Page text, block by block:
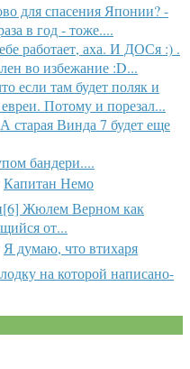
для спасения Японии? -
в год - тоже....
работает, аха. И ДОСя :) .
во избежание :D...
если там будет поляк и
Потому и порезал...
А старая Винда 7 будет еще
бандери....
Капитан Немо
Жюлем Верном как
от...
Я думаю, что втихаря
на которой написано-